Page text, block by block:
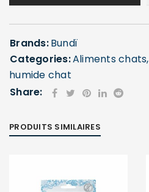
Brands:Bundï
Categories:Aliments chats,
humide chat
Share:
PRODUITS SIMILAIRES